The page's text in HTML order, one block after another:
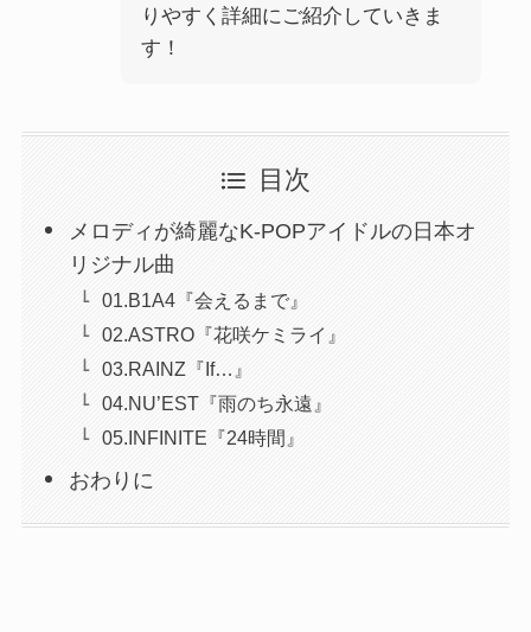
りやすく詳細にご紹介していきま
す！
目次
メロディが綺麗なK-POPアイドルの日本オ
リジナル曲
01.B1A4『会えるまで』
02.ASTRO『花咲ケミライ』
03.RAINZ『If…』
04.NU’EST『雨のち永遠』
05.INFINITE『24時間』
おわりに